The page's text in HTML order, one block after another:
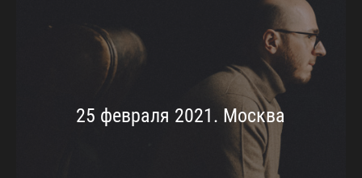
25 февраля 2021. Москва